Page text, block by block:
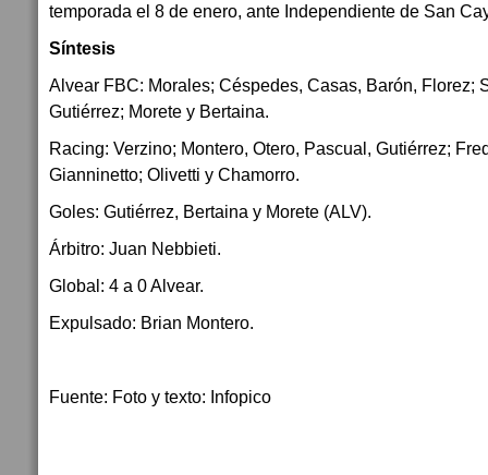
temporada el 8 de enero, ante Independiente de San
Síntesis
Alvear FBC: Morales; Céspedes, Casas, Barón, Florez;
Gutiérrez; Morete y Bertaina.
Racing: Verzino; Montero, Otero, Pascual, Gutiérrez;
Gianninetto; Olivetti y Chamorro.
Goles: Gutiérrez, Bertaina y Morete (ALV).
Árbitro: Juan Nebbieti.
Global: 4 a 0 Alvear.
Expulsado: Brian Montero.
Fuente: Foto y texto: Infopico